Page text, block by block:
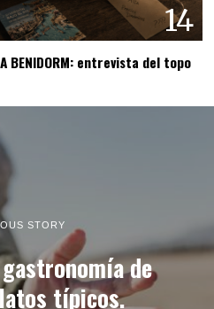
14
BENIDORM: entrevista del topo
STORY
de
típicos.